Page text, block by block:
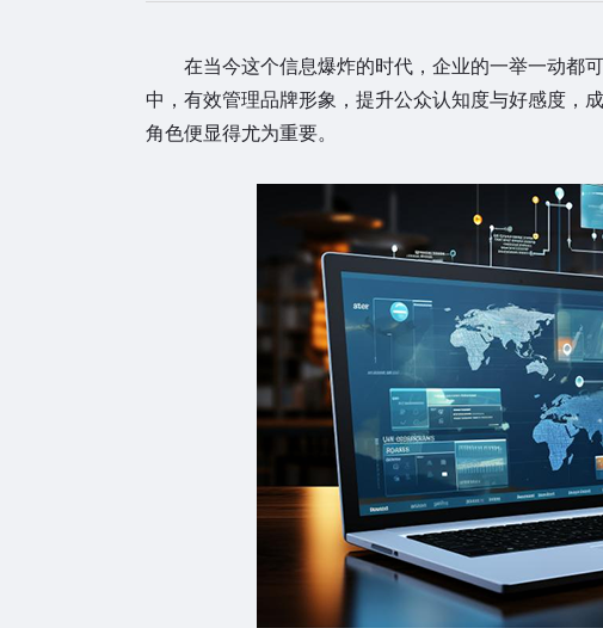
在当今这个信息爆炸的时代，企业的一举一动都可
中，有效管理品牌形象，提升公众认知度与好感度，
角色便显得尤为重要。